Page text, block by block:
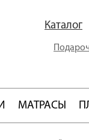
Каталог
МАТРАСЫ